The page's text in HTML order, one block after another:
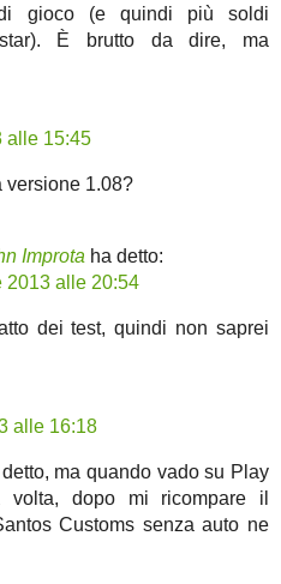
gioco (e quindi più soldi
È brutto da dire, ma
alle 15:45
versione 1.08?
Improta ha detto:
2013 alle 20:54
dei test, quindi non saprei
alle 16:18
ma quando vado su Play
dopo mi ricompare il
Customs senza auto ne